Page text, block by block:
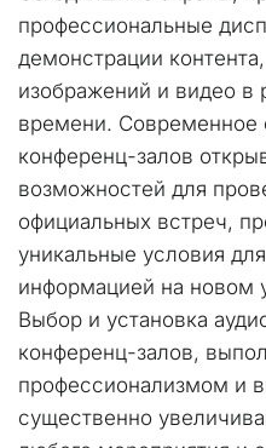
профессиональные
демонстрации
изображений и видео в
времени. Современное
конференц-залов
возможностей для
официальных встреч,
уникальные условия
информацией на новом
Выбор и установка
конференц-залов,
профессионализмом и
существенно